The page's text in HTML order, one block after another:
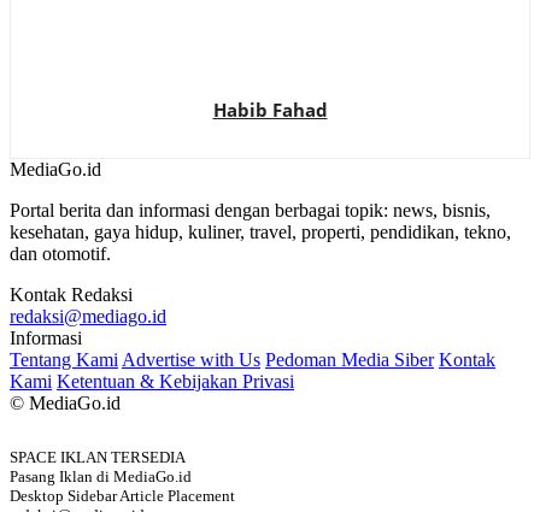
Habib Fahad
MediaGo.id
Portal berita dan informasi dengan berbagai topik: news, bisnis,
kesehatan, gaya hidup, kuliner, travel, properti, pendidikan, tekno,
dan otomotif.
Kontak Redaksi
redaksi@mediago.id
Informasi
Tentang Kami Advertise with Us Pedoman Media Siber Kontak
Kami Ketentuan & Kebijakan Privasi
© MediaGo.id
SPACE IKLAN TERSEDIA
Pasang Iklan di MediaGo.id
Desktop Sidebar Article Placement